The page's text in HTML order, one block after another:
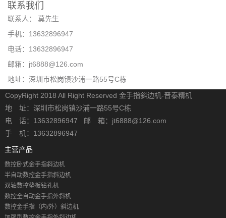
联系我们
联系人： 莫先生
手机：13632896947
电话：13632896947
邮箱：jt6888@126.com
地址：深圳市松岗镇沙浦一路55号C栋
CopyRight 2018 All Right Reserved 金手指斜边机-晋泰精机
地 址：深圳市松岗镇沙浦一路55号C栋
电 话：13632896947 邮 箱：jt6888@126.com
手 机：13632896947
主营产品
数控卧式金手指斜边机
半自动数控金手指斜边机
双轴数控垫板钻孔机
数控全自动金手指外斜机
数控金手指（内/外）斜边机